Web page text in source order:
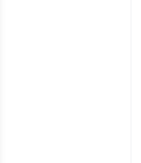
nao